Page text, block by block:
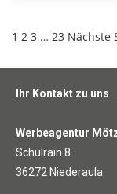
1 2 3 … 23 Nächste
Ihr Kontakt zu uns
Werbeagentur
Schulrain 8
36272 Niederaula